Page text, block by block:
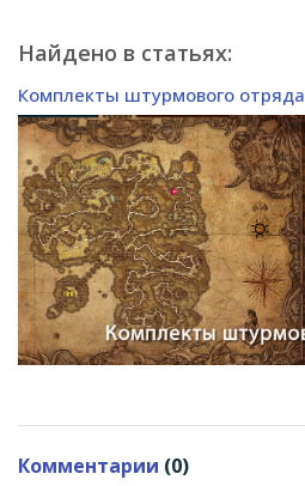
Найдено в статьях:
Комплекты штурмового отряда
Комментарии (0)